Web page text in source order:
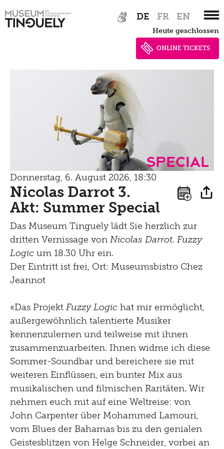
Hauptnavigation
to
DE FR EN
heute geschlossen
ONLINE TICKETS
Special
Donnerstag, 6. August 2026, 18:30
Nicolas Darrot 3.
Akt: Summer Special
Das Museum Tinguely lädt Sie herzlich zur
dritten Vernissage von Nicolas Darrot. Fuzzy
Logic um 18.30 Uhr ein.
Der Eintritt ist frei, Ort: Museumsbistro Chez
Jeannot
«Das Projekt Fuzzy Logic hat mir ermöglicht,
außergewöhnlich talentierte Musiker
kennenzulernen und teilweise mit ihnen
zusammenzuarbeiten. Ihnen widme ich diese
Sommer-Soundbar und bereichere sie mit
weiteren Einflüssen, ein bunter Mix aus
musikalischen und filmischen Raritäten. Wir
nehmen euch mit auf eine Weltreise: von
John Carpenter über Mohammed Lamouri,
vom Blues der Bahamas bis zu den genialen
Geistesblitzen von Helge Schneider, vorbei an